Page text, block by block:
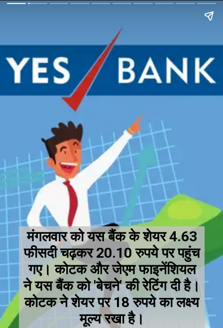
मंगलवार को यस बैंक के शेयर 4.63
फीसदी चढ़कर 20.10 रुपये पर पहुंच
गए। कोटक और जेएम फाइनेंशियल
ने यस बैंक को 'बेचने' की रेटिंग दी है।
कोटक ने शेयर पर 18 रुपये का लक्ष्य
मूल्य रखा है।